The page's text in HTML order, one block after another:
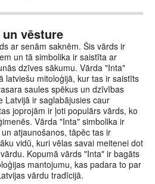
vēsture
ar senām saknēm. Šis vārds ir
un tā simbolika ir saistīta ar
dzīves sākumu. Vārda "Inta"
latviešu mitoloģijā, kur tas ir saistīts
saules spēkus un dzīvības
Latvijā ir saglabājusies caur
joprojām ir ļoti populārs vārds, ko
Vārda "Inta" simbolika ir
atjaunošanos, tāpēc tas ir
vidū, kuri vēlas savai meitenei dot
Kopumā vārds "Inta" ir bagāts
mantojumu, kas padara to par
vārdu tradīcijā.